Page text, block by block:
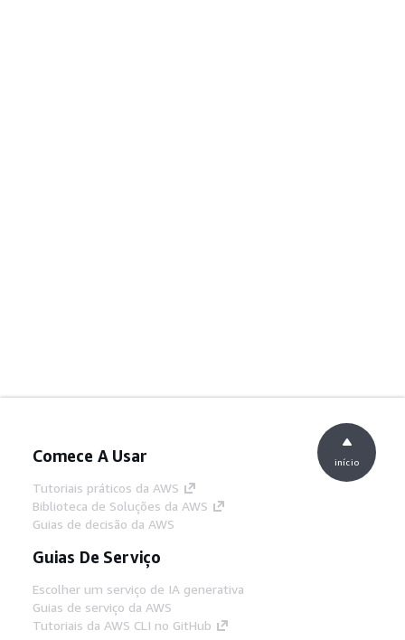
Comece A Usar
Tutoriais práticos da AWS
Biblioteca de Soluções da AWS
Guias de decisão da AWS
Guias De Serviço
Escolher um serviço de IA generativa
Guias de serviço da AWS
Tutoriais da AWS CLI no GitHub
início